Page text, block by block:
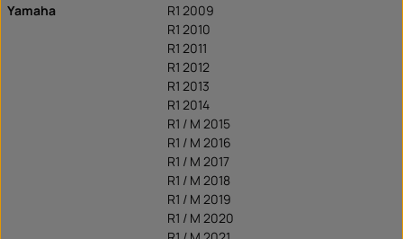
Yamaha
R1 2009
R1 2010
R1 2011
R1 2012
R1 2013
R1 2014
R1 / M 2015
R1 / M 2016
R1 / M 2017
R1 / M 2018
R1 / M 2019
R1 / M 2020